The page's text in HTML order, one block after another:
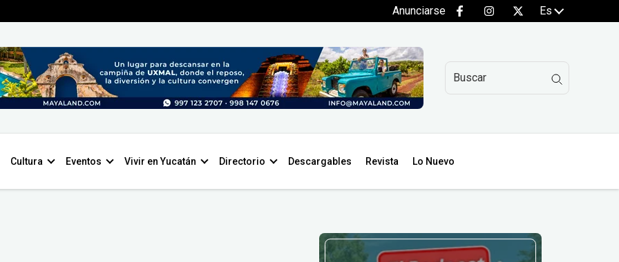
Anunciarse Es
Cultura Eventos Vivir en Yucatán Directorio Descargables Revista Lo Nuevo